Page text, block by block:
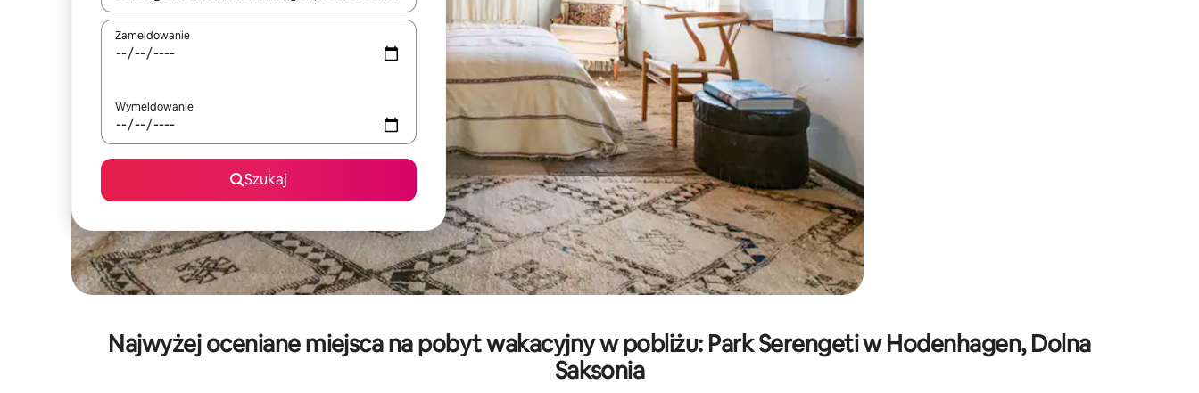
Zameldowanie
Wymeldowanie
Szukaj
Najwyżej oceniane miejsca na pobyt wakacyjny w pobliżu: Park Serengeti w Hodenhagen, Dolna
Saksonia